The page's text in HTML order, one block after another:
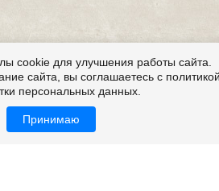
cookie для улучшения работы сайта.
сайта, вы соглашаетесь с
персональных данных.
Принимаю